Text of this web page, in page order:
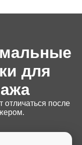
для
отличаться после